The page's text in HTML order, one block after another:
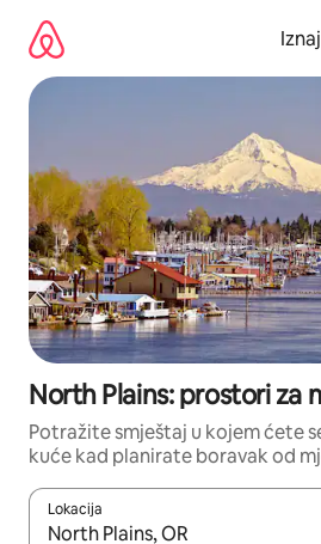
sadržaj
North Plains: prostori za
Potražite smještaj u kojem ćete
kuće kad planirate boravak od
Lokacija
Kada budu dostupni rezultati,